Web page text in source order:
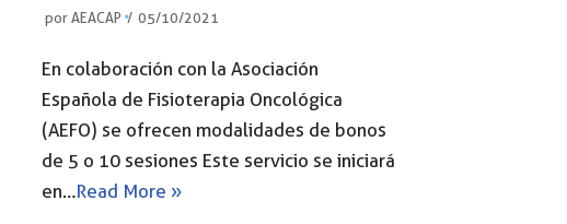
porAEACAP 05/10/2021
En colaboración con la Asociación
Española de Fisioterapia Oncológica
(AEFO) se ofrecen modalidades de bonos
de 5 o 10 sesiones Este servicio se iniciará
en…Read More »